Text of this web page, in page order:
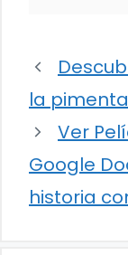
la pimenta
Ver
Google
historia